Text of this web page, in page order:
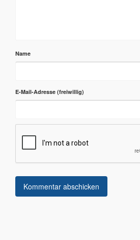
Name
E-Mail-Adresse